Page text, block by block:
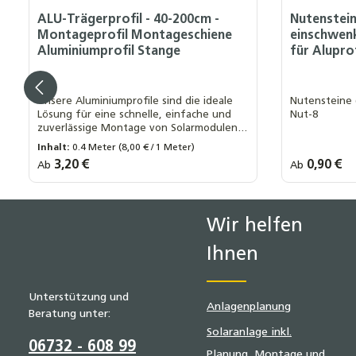
ALU-Trägerprofil - 40-200cm -
Montageprofil Montageschiene
Aluminiumprofil Stange
Unsere Aluminiumprofile sind die ideale
Lösung für eine schnelle, einfache und
zuverlässige Montage von Solarmodulen.
Die einfache Handhabung und die
schnelle Installation der Profile sparen
wertvolle Zeit und reduzieren
Montagekosten erheblich
Inhalt:0.4 Meter(8,00 € / 1 Meter)
Regulärer Preis:
Ab 3,20 €
Länge Trägerprofil:
40 cm
für
Nutensteine
Nut-8
Regulärer
Ab 0,90 €
Menge:
1 Stück
Unterstützung und
Beratung unter:
06732 - 608 99
Wir helfen
Ihnen
Anlagenplanung
Solaranlage inkl.